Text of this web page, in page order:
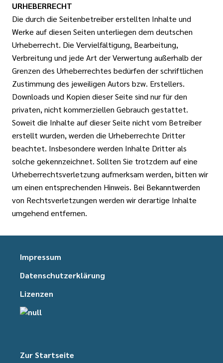
URHEBERRECHT
Die durch die Seitenbetreiber erstellten Inhalte und
Werke auf diesen Seiten unterliegen dem deutschen
Urheberrecht. Die Vervielfältigung, Bearbeitung,
Verbreitung und jede Art der Verwertung außerhalb der
Grenzen des Urheberrechtes bedürfen der schriftlichen
Zustimmung des jeweiligen Autors bzw. Erstellers.
Downloads und Kopien dieser Seite sind nur für den
privaten, nicht kommerziellen Gebrauch gestattet.
Soweit die Inhalte auf dieser Seite nicht vom Betreiber
erstellt wurden, werden die Urheberrechte Dritter
beachtet. Insbesondere werden Inhalte Dritter als
solche gekennzeichnet. Sollten Sie trotzdem auf eine
Urheberrechtsverletzung aufmerksam werden, bitten wir
um einen entsprechenden Hinweis. Bei Bekanntwerden
von Rechtsverletzungen werden wir derartige Inhalte
umgehend entfernen.
Impressum
Datenschutzerklärung
Lizenzen
Zur Startseite